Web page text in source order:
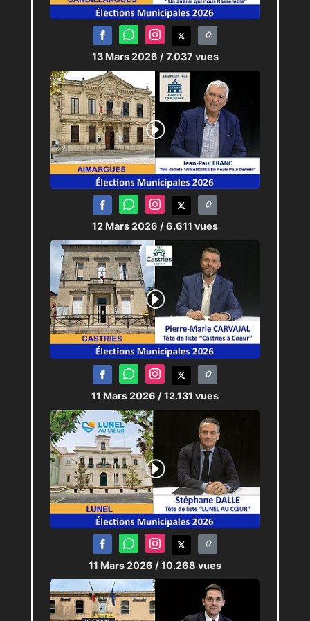
13 Mars 2026 / 7.037 vues
12 Mars 2026 / 6.611 vues
11 Mars 2026 / 12.131 vues
11 Mars 2026 / 10.268 vues